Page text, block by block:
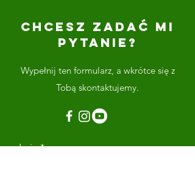
CHCESZ ZADAĆ MI
PYTANIE?
Wypełnij ten formularz, a wkrótce się z
Tobą skontaktujemy.
Imię